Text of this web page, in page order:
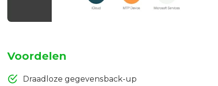
Voordelen
Draadloze gegevensback-up